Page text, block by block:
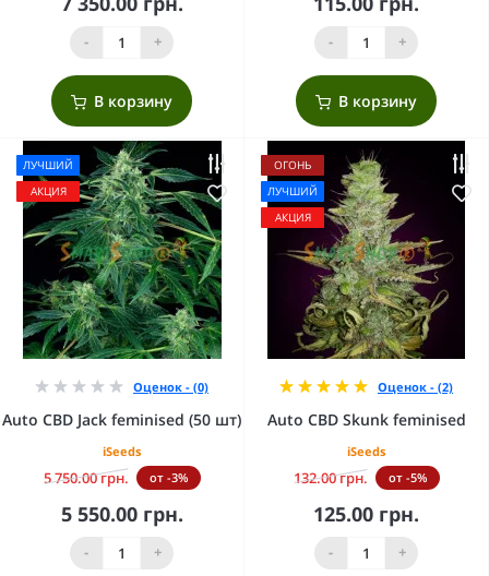
- +
В корзину
- +
В корзину
ЛУЧШИЙ
АКЦИЯ
Оценок - (0)
Auto CBD Jack feminised (50 шт)
iSeeds
5 750.00 грн. от -3%
5 550.00 грн.
- +
ОГОНЬ
ЛУЧШИЙ
АКЦИЯ
Оценок - (2)
Auto CBD Skunk feminised
iSeeds
132.00 грн. от -5%
125.00 грн.
- +